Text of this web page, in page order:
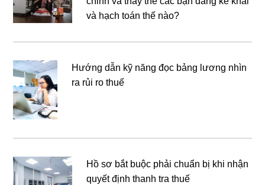
và hạch toán thế nào?
Hướng dẫn kỹ năng đọc bảng lương nhìn
ra rủi ro thuế
Hồ sơ bắt buộc phải chuẩn bị khi nhận
quyết định thanh tra thuế